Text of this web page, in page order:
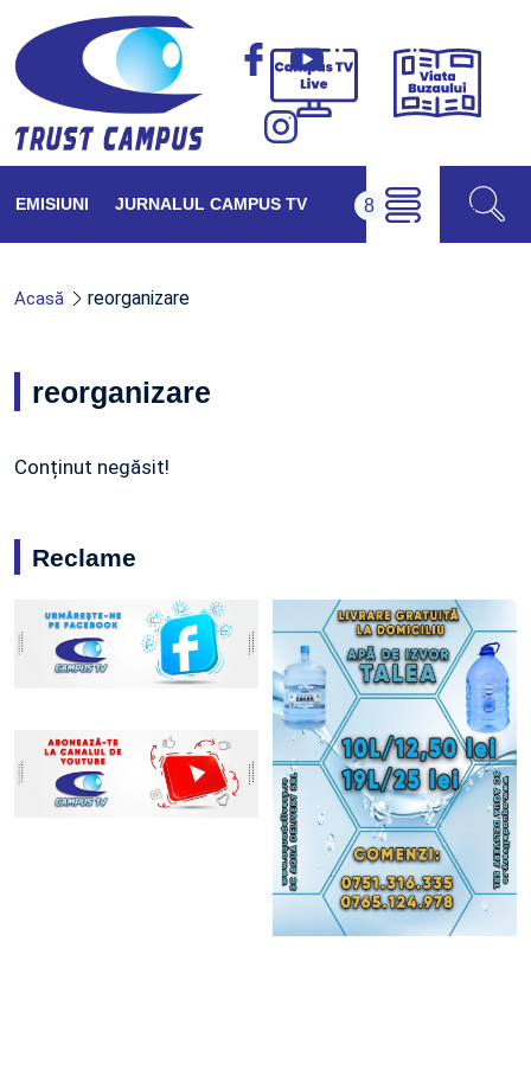
Campus
Viața
EMISIUNI JURNALUL CAMPUS TV
Acasă reorganizare
reorganizare
Conținut negăsit!
Reclame